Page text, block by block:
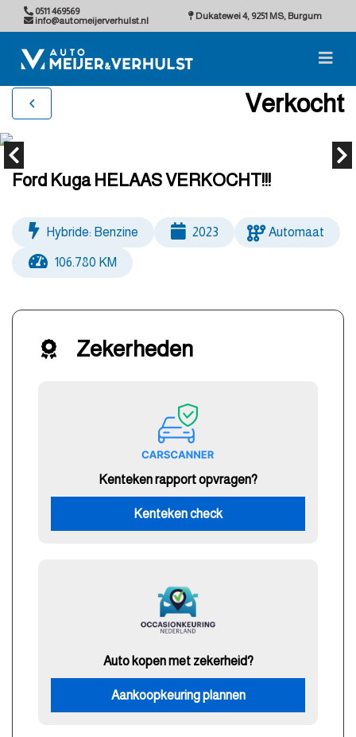
0511 469569
info@automeijerverhulst.nl
Dukatewei 4, 9251 MS, Burgum
Verkocht
Ford Kuga HELAAS VERKOCHT!!!
Hybride: Benzine 2023 Automaat
106.780 KM
Zekerheden
Kenteken rapport opvragen?
Kenteken check
Auto kopen met zekerheid?
Aankoopkeuring plannen